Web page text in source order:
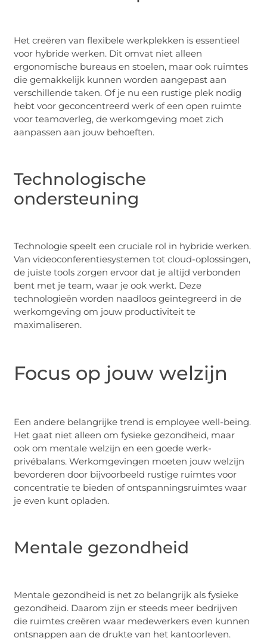
Het creëren van flexibele werkplekken is essentieel
voor hybride werken. Dit omvat niet alleen
ergonomische bureaus en stoelen, maar ook ruimtes
die gemakkelijk kunnen worden aangepast aan
verschillende taken. Of je nu een rustige plek nodig
hebt voor geconcentreerd werk of een open ruimte
voor teamoverleg, de werkomgeving moet zich
aanpassen aan jouw behoeften.
Technologische
ondersteuning
Technologie speelt een cruciale rol in hybride werken.
Van videoconferentiesystemen tot cloud-oplossingen,
de juiste tools zorgen ervoor dat je altijd verbonden
bent met je team, waar je ook werkt. Deze
technologieën worden naadloos geïntegreerd in de
werkomgeving om jouw productiviteit te
maximaliseren.
Focus op jouw welzijn
Een andere belangrijke trend is employee well-being.
Het gaat niet alleen om fysieke gezondheid, maar
ook om mentale welzijn en een goede werk-
privébalans. Werkomgevingen moeten jouw welzijn
bevorderen door bijvoorbeeld rustige ruimtes voor
concentratie te bieden of ontspanningsruimtes waar
je even kunt opladen.
Mentale gezondheid
Mentale gezondheid is net zo belangrijk als fysieke
gezondheid. Daarom zijn er steeds meer bedrijven
die ruimtes creëren waar medewerkers even kunnen
ontsnappen aan de drukte van het kantoorleven.